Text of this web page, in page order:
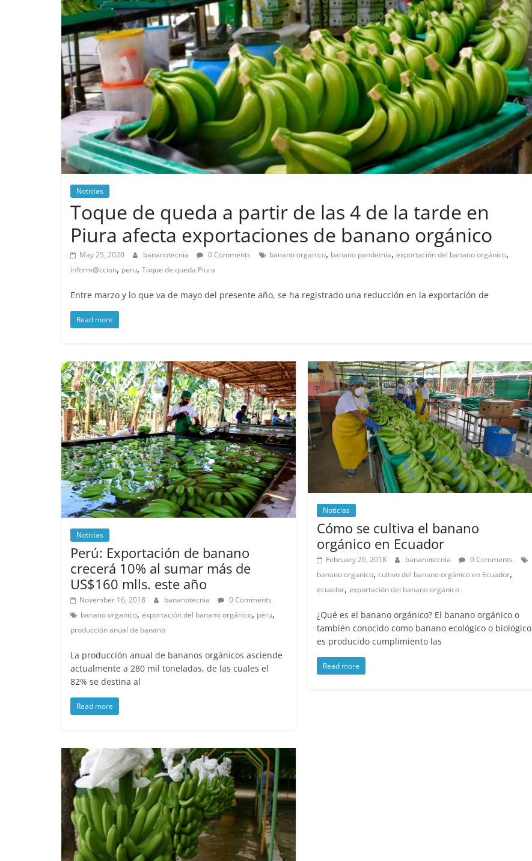
Noticias
Toque de queda a partir de las 4 de la tarde en
Piura afecta exportaciones de banano orgánico
May 25, 2020 bananotecnia 0 Comments banano organico, banano pandemia, exportación del banano orgánico,
inform@ccion, peru, Toque de queda Piura
Entre marzo y lo que va de mayo del presente año, se ha registrado una reducción en la exportación de
Read more
Noticias
Perú: Exportación de banano
crecerá 10% al sumar más de
US$160 mlls. este año
November 16, 2018 bananotecnia
0 Comments
banano organico, exportación del banano orgánico, peru,
producción anual de banano
La producción anual de bananos orgánicos asciende
actualmente a 280 mil toneladas, de las cuales el
82% se destina al
Read more
Noticias
Cómo se cultiva el banano
orgánico en Ecuador
February 26, 2018 bananotecnia
0 Comments
banano organico,cultivo del banano orgánico en Ecuador,
ecuador,exportación del banano orgánico
¿Qué es el banano orgánico? El banano orgánico o
también conocido como banano ecológico o biológico
es producido cumplimiento las
Read more